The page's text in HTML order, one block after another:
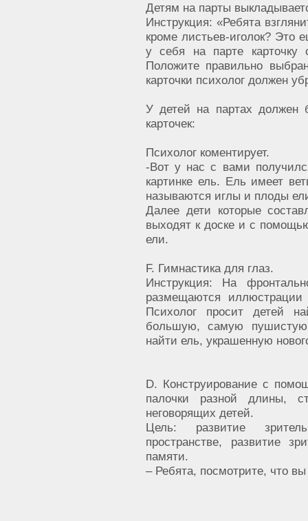
Детям на парты
Инструкция: «Ребята
кроме листьев-иголок? Это
у себя на парте
Положите правильно
карточки психолог должен
У детей на партах должен
карточек:
Психолог коментирует.
-Вот у нас с вами
картинке ель. Ель имеет
называются иглы и плоды
Далее дети которые
выходят к доске и с
ели.
F. Гимнастика для глаз.
Инструкция: На
размещаются
Психолог просит детей
большую, самую
найти ель, украшенную
D. Конструирование с
палочки разной длины,
неговорящих детей.
Цель: развитие
пространстве, развитие
памяти.
– Ребята, посмотрите, что